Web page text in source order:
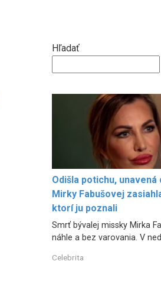
Hľadať
Odišla potichu,
Mirky Fabušovej
ktorí ju poznali
Smrť bývalej missky Mirka
náhle a bez varovania. V
Celebrita